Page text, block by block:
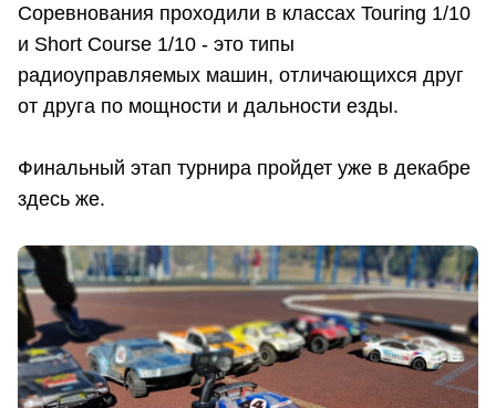
Соревнования проходили в классах Touring 1/10
и Short Сourse 1/10 - это типы
радиоуправляемых машин, отличающихся друг
от друга по мощности и дальности езды.
Финальный этап турнира пройдет уже в декабре
здесь же.